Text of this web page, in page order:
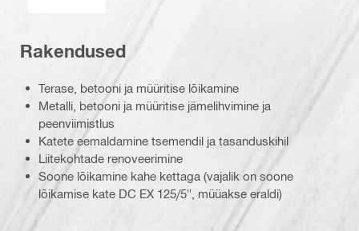
Rakendused
Terase, betooni ja müüritise lõikamine
Metalli, betooni ja müüritise jämelihvimine ja
peenviimistlus
Katete eemaldamine tsemendil ja tasanduskihil
Liitekohtade renoveerimine
Soone lõikamine kahe kettaga (vajalik on soone
lõikamise kate DC EX 125/5", müüakse eraldi)